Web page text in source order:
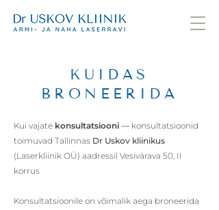
KUIDAS
BRONEERIDA
Kui vajate konsultatsiooni — konsultatsioonid
toimuvad Tallinnas Dr Uskov kliinikus
(Laserkliinik OÜ) aadressil Vesivärava 50, II
korrus
Konsultatsioonile on võimalik aega broneerida